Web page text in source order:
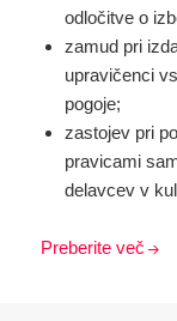
odločitve o
zamud pri
upravičenci
pogoje;
zastojev pri
pravicami
delavcev v
Preberite več